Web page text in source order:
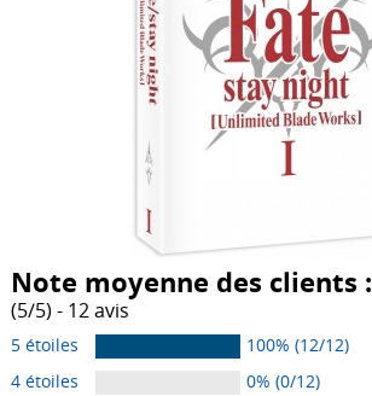
Note moyenne des clients :
(5/5) - 12avis
5 étoiles
100% (12/12)
4 étoiles
0% (0/12)